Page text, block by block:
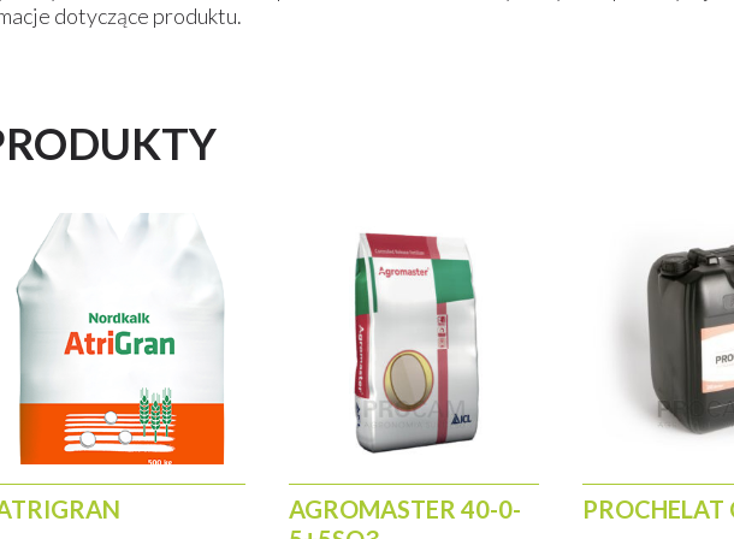
na poziomie min. średnim; jako kompleksowe nawożenie NKS(P)
w K(i/lub P) oraz pierwsza dawka azotu stosowanego przedsiewnie – dawka 300 – 400
w drugiej dawce przed zakryciem międzyrzędzi (dodatkowy potas na utrzymanie
każdym pokosie – uzupełnienie składników pokarmowych wynoszonych z pola
dotyczące produktu.
AGROMASTER 40-0-
PROCHELAT